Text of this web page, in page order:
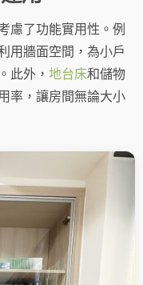
慮了功能實用性。例
用牆面空間，為小戶
此外， 地台床和儲物
率，讓房間無論大小